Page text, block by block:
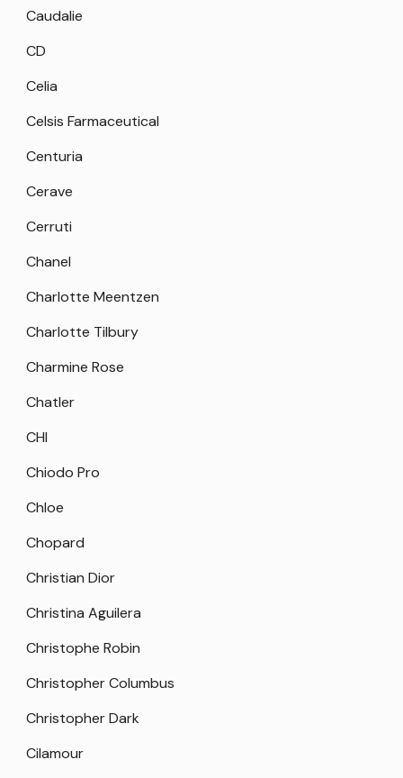
Caudalie
CD
Celia
Celsis Farmaceutical
Centuria
Cerave
Cerruti
Chanel
Charlotte Meentzen
Charlotte Tilbury
Charmine Rose
Chatler
CHI
Chiodo Pro
Chloe
Chopard
Christian Dior
Christina Aguilera
Christophe Robin
Christopher Columbus
Christopher Dark
Cilamour